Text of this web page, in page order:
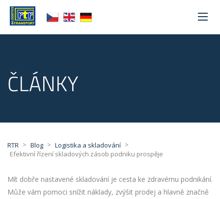
ČLÁNKY
RTR > Blog > Logistika a skladování >
Efektivní řízení skladových zásob podniku prospěje
Mít dobře nastavené skladování je cesta ke zdravému podnikání.
Může vám pomoci snížit náklady, zvýšit prodej a hlavně značně